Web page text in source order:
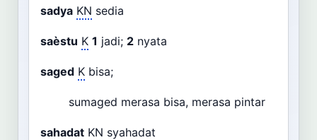
sadya KN sedia
saèstu K 1 jadi; 2 nyata
saged K bisa;
sumaged merasa bisa, merasa pintar
sahadat KN syahadat